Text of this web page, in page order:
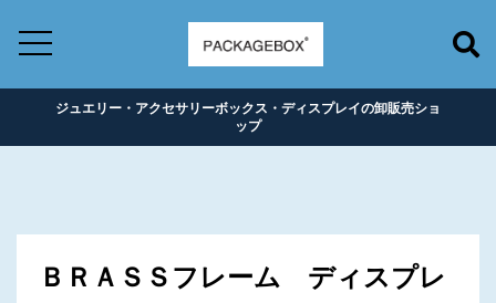
ジュエリー・アクセサリーボックス・ディスプレイの卸販売ショ
ップ
ＢＲＡＳＳフレーム ディスプレ